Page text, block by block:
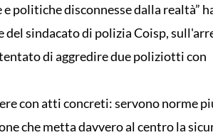
politiche disconnesse dalla realtà”
sindacato di polizia Coisp,
di aggredire due poliziotti con
con atti concreti: servono norme
che metta davvero al centro la